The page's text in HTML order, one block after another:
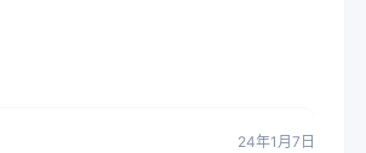
24年1月7日